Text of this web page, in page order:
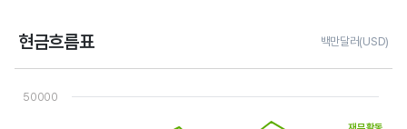
높습니다. 따라서 운전자본 규모 보다는 현금이 잘 돌고 있는지를 확인할 수 있는 운전자본
운전자본 회전일수는 낮을 수록 좋습니다. 운전자본 회전일수가 낮으면 회사의 현금 회전이
빠릅니다. 현금 → 원재료 → 제품 → 매출채권 → 현금으로 회수되는 기간이 짧아 회사의
현금흐름표 백만달러(USD)
Chart
View as data table, Chart
The chart has 1 X axis displaying categories.
50000